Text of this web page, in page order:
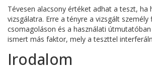
Tévesen alacsony értéket adhat a teszt, ha
vizsgálatra. Erre a tényre a vizsgált
csomagoláson és a használati
ismert más faktor, mely a teszttel
Irodalom